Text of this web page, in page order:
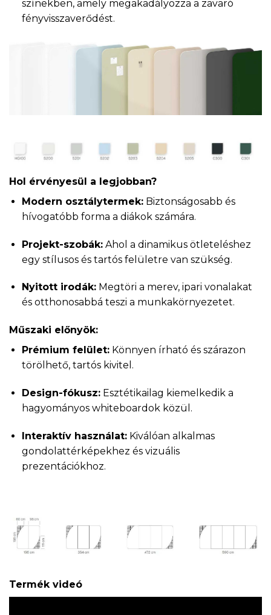
színekben, amely megakadályozza a zavaró
fényvisszaverődést.
Hol érvényesül a legjobban?
Modern osztálytermek:Biztonságosabb és
hívogatóbb forma a diákok számára.
Projekt-szobák:Ahol a dinamikus ötleteléshez
egy stílusos és tartós felületre van szükség.
Nyitott irodák:Megtöri a merev, ipari vonalakat
és otthonosabbá teszi a munkakörnyezetet.
Műszaki előnyök:
Prémium felület:Könnyen írható és szárazon
törölhető, tartós kivitel.
Design-fókusz:Esztétikailag kiemelkedik a
hagyományos whiteboardok közül.
Interaktív használat:Kiválóan alkalmas
gondolattérképekhez és vizuális
prezentációkhoz.
Termék videó